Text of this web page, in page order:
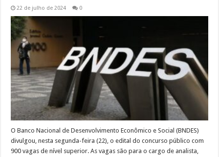
22 de julho de 2024 0
O Banco Nacional de Desenvolvimento Econômico e Social (BNDES)
divulgou, nesta segunda-feira (22), o edital do concurso público com
900 vagas de nível superior. As vagas são para o cargo de analista,